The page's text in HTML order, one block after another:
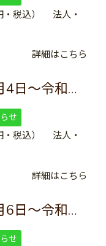
・税込） 法人・
詳細はこちら
7年5月17日
せ
・税込） 法人・
詳細はこちら
7年4月19日
せ